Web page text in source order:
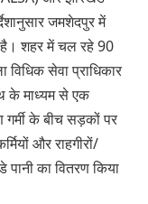
जमशेदपुर में
है। शहर में चल रहे 90
सेवा प्राधिकार
के माध्यम से एक
के बीच सड़कों पर
और राहगीरों/
का वितरण किया